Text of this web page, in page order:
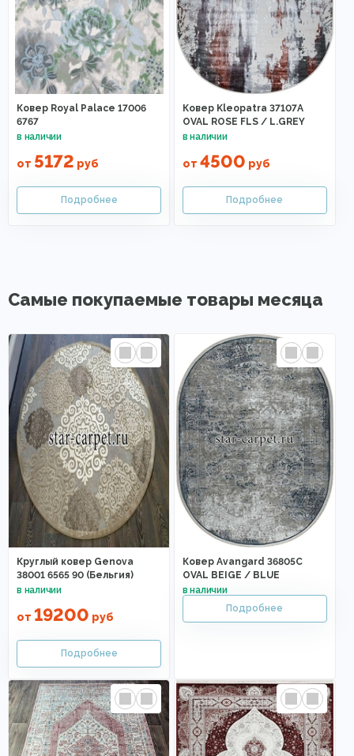
Ковер Royal Palace 17006
6767
от 5172 руб
Ковер Kleopatra 37107A
OVAL ROSE FLS / L.GREY
от 4500 руб
Самые покупаемые товары месяца
Круглый ковер Genova
38001 6565 90 (Бельгия)
от 19200 руб
Ковер Avangard 36805C
OVAL BEIGE / BLUE